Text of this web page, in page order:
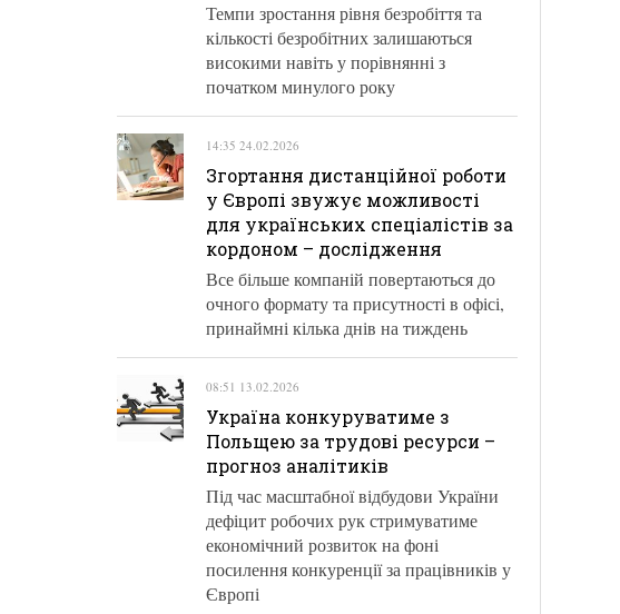
Темпи зростання рівня безробіття та
кількості безробітних залишаються
високими навіть у порівнянні з
початком минулого року
14:35 24.02.2026
Згортання дистанційної роботи
у Європі звужує можливості
для українських спеціалістів за
кордоном – дослідження
Все більше компаній повертаються до
очного формату та присутності в офісі,
принаймні кілька днів на тиждень
08:51 13.02.2026
Україна конкуруватиме з
Польщею за трудові ресурси –
прогноз аналітиків
Під час масштабної відбудови України
дефіцит робочих рук стримуватиме
економічний розвиток на фоні
посилення конкуренції за працівників у
Європі